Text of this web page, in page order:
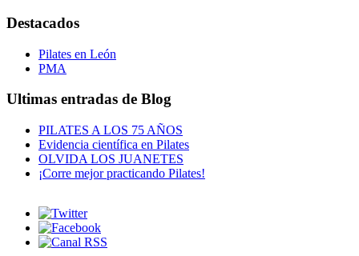
Destacados
Pilates en León
PMA
Ultimas entradas de Blog
PILATES A LOS 75 AÑOS
Evidencia científica en Pilates
OLVIDA LOS JUANETES
¡Corre mejor practicando Pilates!